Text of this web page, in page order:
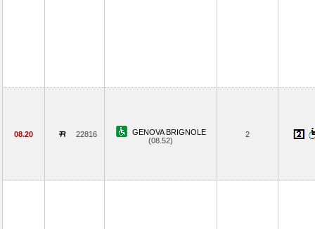
08.20 22816
GENOVA BRIGNOLE
(08.52)
2